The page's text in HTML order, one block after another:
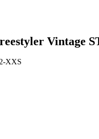
Vintage
XXS